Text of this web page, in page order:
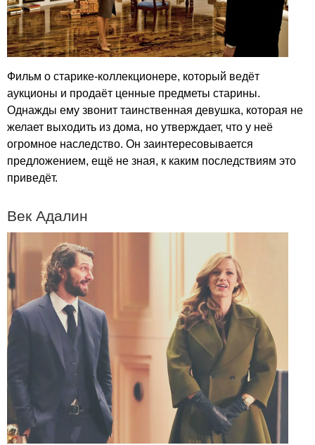
Фильм о старике-коллекционере, который ведёт
аукционы и продаёт ценные предметы старины.
Однажды ему звонит таинственная девушка, которая не
желает выходить из дома, но утверждает, что у неё
огромное наследство. Он заинтересовывается
предложением, ещё не зная, к каким последствиям это
приведёт.
Век Адалин